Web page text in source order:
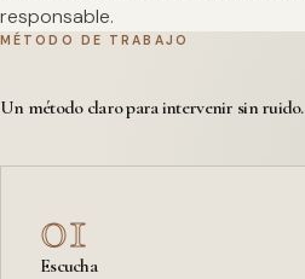
responsable.
MÉTODO DE TRABAJO
Un método claro para intervenir sin ruido.
01
Escucha